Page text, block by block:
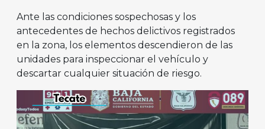
Ante las condiciones sospechosas y los
antecedentes de hechos delictivos registrados
en la zona, los elementos descendieron de las
unidades para inspeccionar el vehículo y
descartar cualquier situación de riesgo.